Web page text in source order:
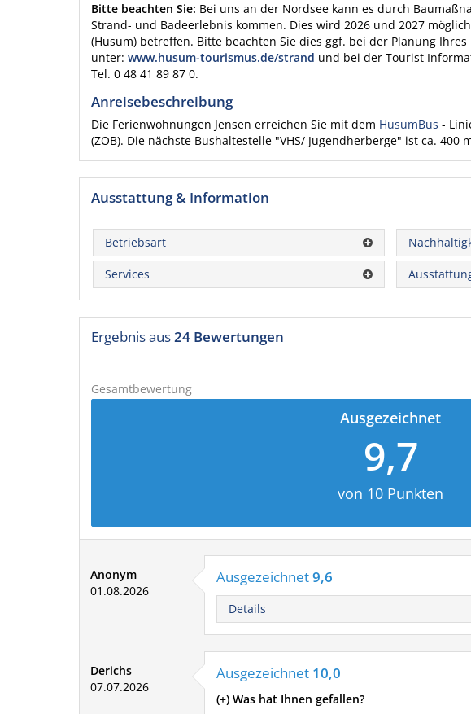
Bitte beachten Sie: Bei uns an der Nordsee kann es durch
Strand- und Badeerlebnis kommen. Dies wird 2026 und 2027
(Husum) betreffen. Bitte beachten Sie dies ggf. bei der Planung
unter: www.husum-tourismus.de/strand und bei der Tourist
Tel. 0 48 41 89 87 0.
Anreisebeschreibung
Die Ferienwohnungen Jensen erreichen Sie mit dem HusumBus -
(ZOB). Die nächste Bushaltestelle "VHS/ Jugendherberge" ist ca.
Ausstattung & Information
Betriebsart
Services
Ergebnis aus24 Bewertungen
Gesamtbewertung
Ausgezeichnet
9,7
von 10 Punkten
Anonym
01.08.2026
Ausgezeichnet9,6
Details
Derichs
07.07.2026
Ausgezeichnet 10,0
(+) Was hat Ihnen gefallen?